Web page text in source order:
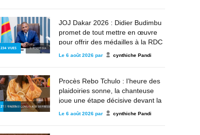
234 VUES © WIKIPÉDIA
JOJ Dakar 2026 : Didier Budimbu
promet de tout mettre en œuvre
pour offrir des médailles à la RDC
Le 6 août 2026 par cynthiche Pandi
213 VUES
© AGENCE CONGOLAISE DE PRESSE
Procès Rebo Tchulo : l’heure des
plaidoiries sonne, la chanteuse
joue une étape décisive devant la
justice militaire
Le 6 août 2026 par cynthiche Pandi